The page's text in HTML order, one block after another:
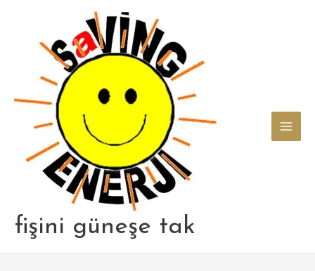
fişini güneşe tak